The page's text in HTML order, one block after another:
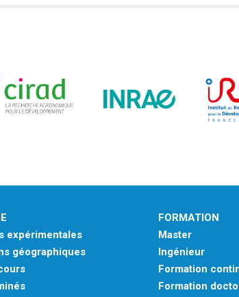
expérimentales
géographiques
FORMATION
Master
Ingénieur
Formation
Formation